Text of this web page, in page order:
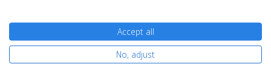
2 db33 290 Ft (bruttó 42 278 Ft) / db
32 690 Ft (bruttó 41 516 Ft) / db
Rendelésre Mikor kapom meg?
Accept all
No, adjust